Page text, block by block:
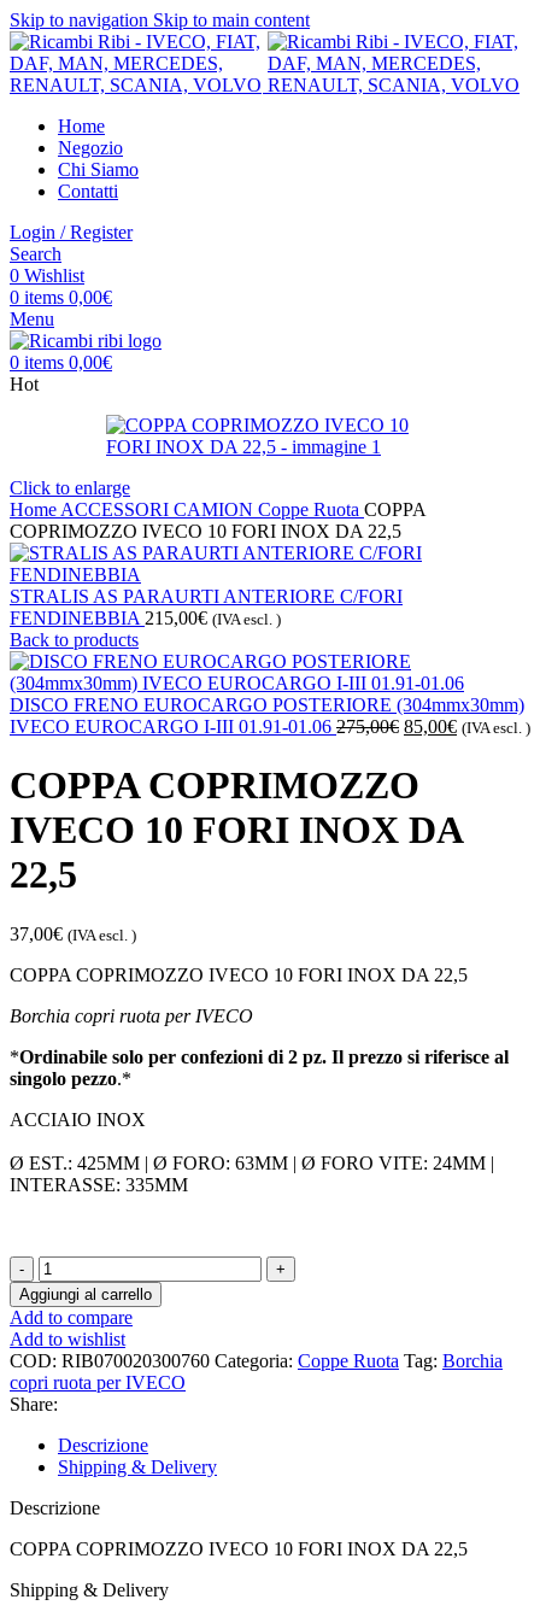
Skip to navigation Skip to main content
Home
Negozio
Chi Siamo
Contatti
Login / Register
Search
0 Wishlist
0 items 0,00€
Menu
0 items 0,00€
Hot
Click to enlarge
Home ACCESSORI CAMION Coppe Ruota COPPA
COPRIMOZZO IVECO 10 FORI INOX DA 22,5
STRALIS AS PARAURTI ANTERIORE C/FORI
FENDINEBBIA 215,00€ (IVA escl. )
Back to products
DISCO FRENO EUROCARGO POSTERIORE (304mmx30mm)
IVECO EUROCARGO I-III 01.91-01.06 275,00€ Il
originale
era:
85,00€Il(IVA escl. )
COPPA COPRIMOZZO
IVECO 10 FORI INOX DA
22,5
37,00€ (IVA escl. )
COPPA COPRIMOZZO IVECO 10 FORI INOX DA 22,5
Borchia copri ruota per IVECO
*Ordinabile solo per confezioni di 2 pz. Il prezzo si riferisce al
singolo pezzo.*
ACCIAIO INOX
Ø EST.: 425MM | Ø FORO: 63MM | Ø FORO VITE: 24MM |
INTERASSE: 335MM
COPPA
COPRIMOZZO
IVECO
10
FORI
INOX
DA
22,5
quantità
Aggiungi al carrello
Add to compare
Add to wishlist
COD: RIB070020300760 Categoria: Coppe Ruota Tag: Borchia
copri ruota per IVECO
Share:
Descrizione
Shipping & Delivery
Descrizione
COPPA COPRIMOZZO IVECO 10 FORI INOX DA 22,5
Shipping & Delivery